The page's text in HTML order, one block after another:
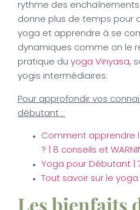
rythme des
donne plus de temps pour
yoga et apprendre à se
dynamiques comme on le
pratique du yoga Vinyasa,
yogis intermédiaires.
Pour approfondir vos
débutant :
Comment apprendre
? | 8 conseils et
Yoga pour Débutant |
Tout savoir sur le yoga :